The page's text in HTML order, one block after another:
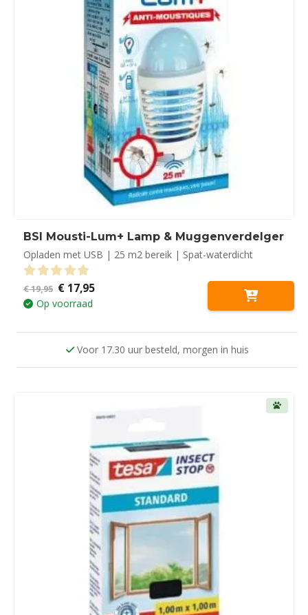
BSI Mousti-Lum+ Lamp & Muggenverdelger
Opladen met USB | 25 m2 bereik | Spat-waterdicht
0out of 5
€19,95 Oorspronkelijke
prijs
was:
€17,95Huidige
Op voorraad
Voor 17.30 uur besteld, morgen in huis